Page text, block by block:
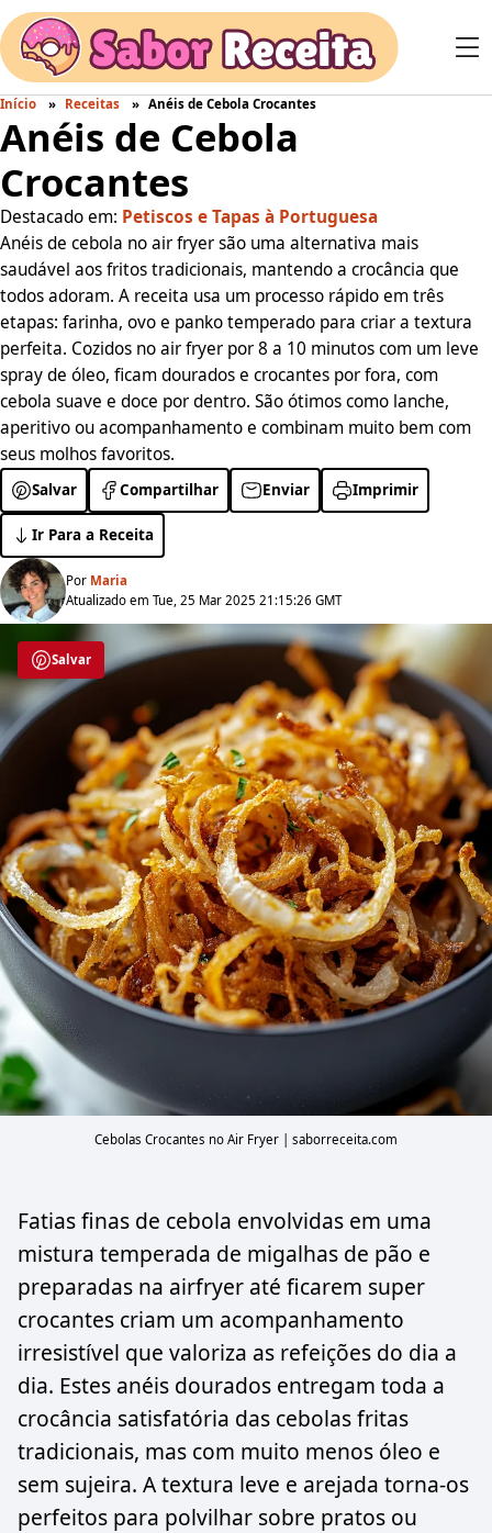
Início Receitas Anéis de Cebola Crocantes
Anéis de Cebola
Crocantes
Destacado em: Petiscos e Tapas à Portuguesa
Anéis de cebola no air fryer são uma alternativa mais
saudável aos fritos tradicionais, mantendo a crocância que
todos adoram. A receita usa um processo rápido em três
etapas: farinha, ovo e panko temperado para criar a textura
perfeita. Cozidos no air fryer por 8 a 10 minutos com um leve
spray de óleo, ficam dourados e crocantes por fora, com
cebola suave e doce por dentro. São ótimos como lanche,
aperitivo ou acompanhamento e combinam muito bem com
seus molhos favoritos.
Salvar Compartilhar Enviar Imprimir
Ir Para a Receita
Por Maria
Atualizado em Tue, 25 Mar 2025 21:15:26 GMT
Salvar
Cebolas Crocantes no Air Fryer | saborreceita.com
Fatias finas de cebola envolvidas em uma
mistura temperada de migalhas de pão e
preparadas na airfryer até ficarem super
crocantes criam um acompanhamento
irresistível que valoriza as refeições do dia a
dia. Estes anéis dourados entregam toda a
crocância satisfatória das cebolas fritas
tradicionais, mas com muito menos óleo e
sem sujeira. A textura leve e arejada torna-os
perfeitos para polvilhar sobre pratos ou